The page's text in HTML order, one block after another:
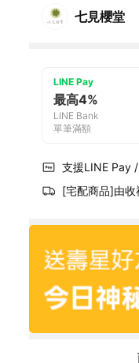
七見櫻堂
LINE Pay
最高4%
LINE Bank
單筆滿額
支援LINE Pay
[宅配商品]由收